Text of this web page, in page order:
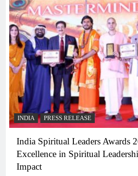
INDIA PRESS RELEASE
India Spiritual Leaders Awards
Excellence in Spiritual
Impact